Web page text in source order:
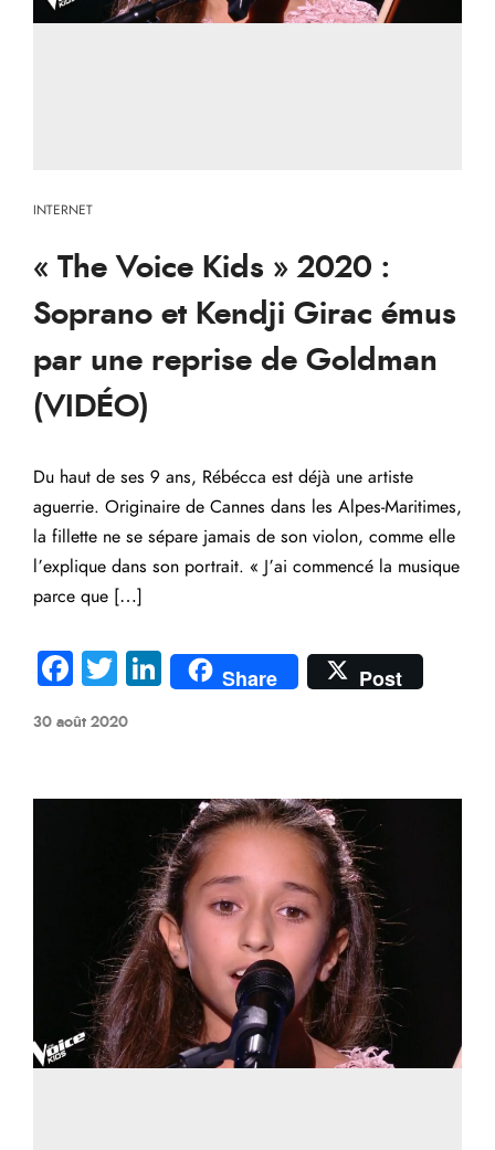
INTERNET
« The Voice Kids » 2020 :
Soprano et Kendji Girac émus
par une reprise de Goldman
(VIDÉO)
Du haut de ses 9 ans, Rébécca est déjà une artiste
aguerrie. Originaire de Cannes dans les Alpes-Maritimes,
la fillette ne se sépare jamais de son violon, comme elle
l’explique dans son portrait. « J’ai commencé la musique
parce que […]
Fa
b
ok
T
tte
Li
n
Share Post
30 août 2020